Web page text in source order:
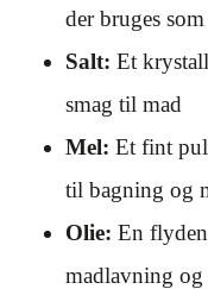
der bruges
Salt: Et
smag til mad
Mel: Et fint
til bagning og
Olie: En
madlavning